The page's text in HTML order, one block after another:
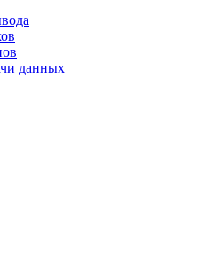
данных